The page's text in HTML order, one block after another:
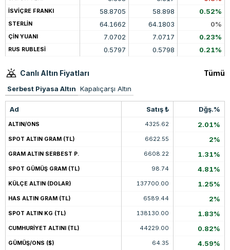
İSVİÇRE FRANKI 58.8705 58.898 0.52%
STERLİN 64.1662 64.1803 0%
ÇİN YUANI 7.0702 7.0717 0.23%
RUS RUBLESİ 0.5797 0.5798 0.21%
Canlı Altın Fiyatları Tümü
Serbest Piyasa Altın Kapalıçarşı Altın
Ad Satış ₺ Dğş.%
ALTIN/ONS 4325.62 2.01%
SPOT ALTIN GRAM (TL) 6622.55 2%
GRAM ALTIN SERBEST P. 6608.22 1.31%
SPOT GÜMÜŞ GRAM (TL) 98.74 4.81%
KÜLÇE ALTIN (DOLAR) 137700.00 1.25%
HAS ALTIN GRAM (TL) 6589.44 2%
SPOT ALTIN KG (TL) 138130.00 1.83%
CUMHURİYET ALTINI (TL) 44229.00 0.82%
GÜMÜŞ/ONS ($) 64.35 4.59%